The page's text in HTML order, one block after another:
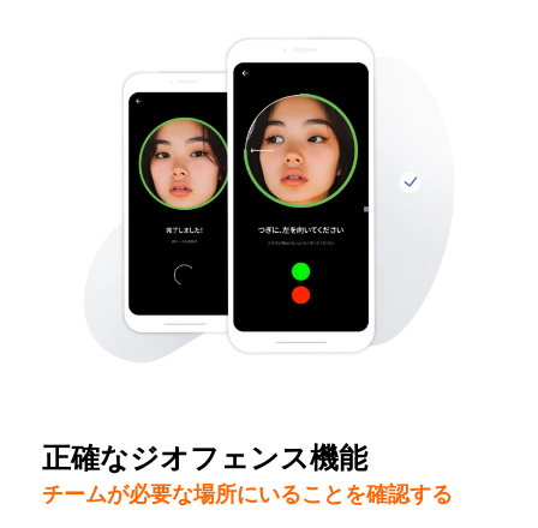
正確なジオフェンス機能
チームが必要な場所にいることを確認する